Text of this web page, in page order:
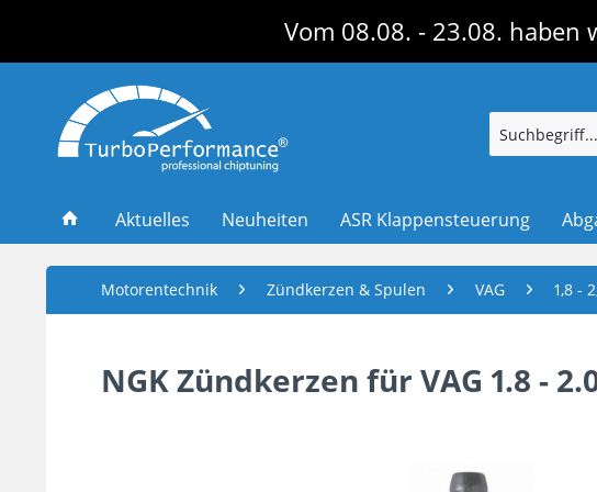
Vom 08.08. - 23.08.
Aktuelles Neuheiten ASR Klappensteuerung
Motorentechnik Zündkerzen & Spulen VAG 1,8 -
NGK Zündkerzen für VAG 1.8 -